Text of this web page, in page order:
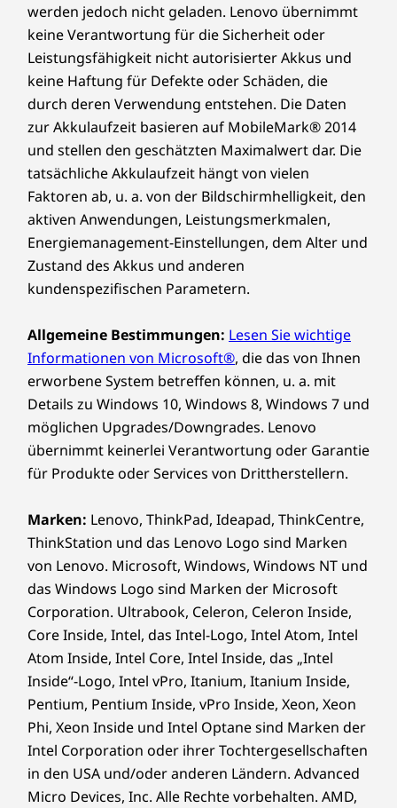
werden jedoch nicht geladen. Lenovo übernimmt
keine Verantwortung für die Sicherheit oder
Leistungsfähigkeit nicht autorisierter Akkus und
keine Haftung für Defekte oder Schäden, die
durch deren Verwendung entstehen. Die Daten
zur Akkulaufzeit basieren auf MobileMark® 2014
und stellen den geschätzten Maximalwert dar. Die
tatsächliche Akkulaufzeit hängt von vielen
Faktoren ab, u. a. von der Bildschirmhelligkeit, den
aktiven Anwendungen, Leistungsmerkmalen,
Energiemanagement-Einstellungen, dem Alter und
Zustand des Akkus und anderen
kundenspezifischen Parametern.
Allgemeine Bestimmungen: Lesen Sie wichtige
Informationen von Microsoft®, die das von Ihnen
erworbene System betreffen können, u. a. mit
Details zu Windows 10, Windows 8, Windows 7 und
möglichen Upgrades/Downgrades. Lenovo
übernimmt keinerlei Verantwortung oder Garantie
für Produkte oder Services von Drittherstellern.
Marken: Lenovo, ThinkPad, Ideapad, ThinkCentre,
ThinkStation und das Lenovo Logo sind Marken
von Lenovo. Microsoft, Windows, Windows NT und
das Windows Logo sind Marken der Microsoft
Corporation. Ultrabook, Celeron, Celeron Inside,
Core Inside, Intel, das Intel-Logo, Intel Atom, Intel
Atom Inside, Intel Core, Intel Inside, das „Intel
Inside“-Logo, Intel vPro, Itanium, Itanium Inside,
Pentium, Pentium Inside, vPro Inside, Xeon, Xeon
Phi, Xeon Inside und Intel Optane sind Marken der
Intel Corporation oder ihrer Tochtergesellschaften
in den USA und/oder anderen Ländern. Advanced
Micro Devices, Inc. Alle Rechte vorbehalten. AMD,